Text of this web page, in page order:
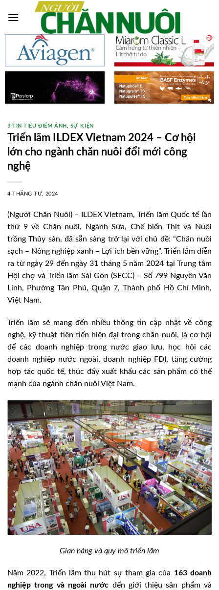
3-TIN TIÊU ĐIỂM ẢNH SỰ KIỆN
Triển lãm ILDEX Vietnam 2024 – Cơ hội
lớn cho ngành chăn nuôi đổi mới công
nghệ
4 THÁNG TƯ, 2024
(Người Chăn Nuôi) – ILDEX Vietnam, Triển lãm Quốc tế lần
thứ 9 về Chăn nuôi, Ngành Sữa, Chế biến Thịt và Nuôi
trồng Thủy sản, đã sẵn sàng trở lại với chủ đề: “Chăn nuôi
sạch – Nông nghiệp xanh – Lợi ích bền vững”. Triển lãm diễn
ra từ ngày 29 đến ngày 31 tháng 5 năm 2024 tại Trung tâm
Hội chợ và Triển lãm Sài Gòn (SECC) – Số 799 Nguyễn Văn
Linh, Phường Tân Phú, Quận 7, Thành phố Hồ Chí Minh,
Việt Nam.
Triển lãm sẽ mang đến nhiều thông tin cập nhật về công
nghệ, kỹ thuật tiên tiến hiện đại trong chăn nuôi, là cơ hội
để các doanh nghiệp trong nước giao lưu, học hỏi các
doanh nghiệp nước ngoài, doanh nghiệp FDI, tăng cường
hợp tác quốc tế, thúc đẩy xuất khẩu các sản phẩm có thế
mạnh của ngành chăn nuôi Việt Nam.
Gian hàng và quy mô triển lãm
Năm 2022, Triển lãm thu hút sự tham gia của 163 doanh
nghiệp trong và ngoài nước đến giới thiệu sản phẩm và